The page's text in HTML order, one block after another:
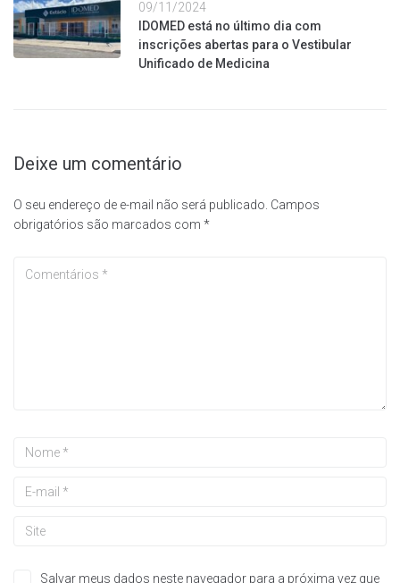
09/11/2024
IDOMED está no último dia com
inscrições abertas para o Vestibular
Unificado de Medicina
Deixe um comentário
O seu endereço de e-mail não será publicado. Campos
obrigatórios são marcados com *
Salvar meus dados neste navegador para a próxima vez que